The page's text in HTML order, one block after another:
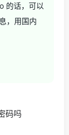
的话，可以
，用国内